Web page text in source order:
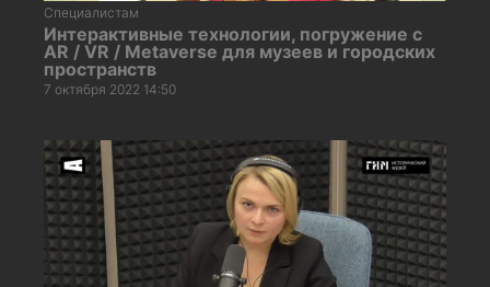
Специалистам
Интерактивные технологии, погружение с
AR / VR / Metaverse для музеев и городских
пространств
7 октября 2022 14:50